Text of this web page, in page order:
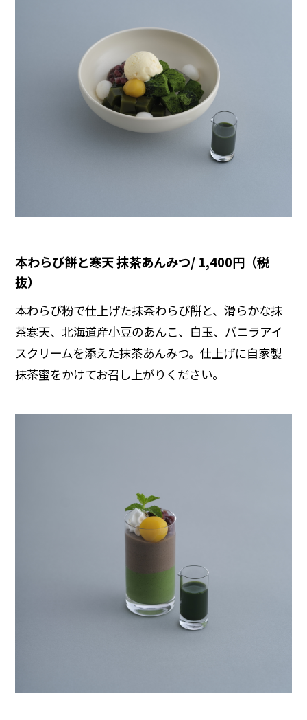
本わらび餅と寒天 抹茶あんみつ/ 1,400円（税
抜）
本わらび粉で仕上げた抹茶わらび餅と、滑らかな抹
茶寒天、北海道産小豆のあんこ、白玉、バニラアイ
スクリームを添えた抹茶あんみつ。仕上げに自家製
抹茶蜜をかけてお召し上がりください。